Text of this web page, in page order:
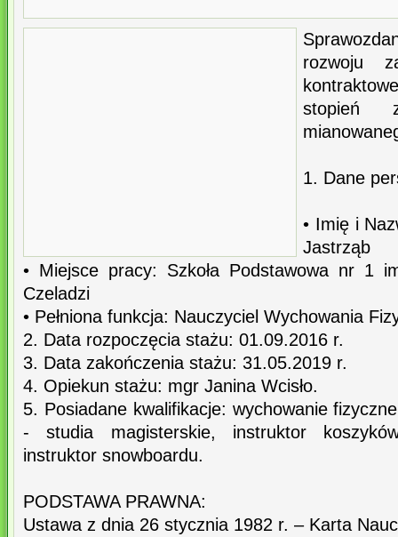
rozwoju
stopień
1. Dane
• Imię i
Jastrząb
• Miejsce pracy: Szkoła Podstawowa nr 1
Czeladzi
• Pełniona funkcja: Nauczyciel Wychowania
2. Data rozpoczęcia stażu: 01.09.2016 r.
3. Data zakończenia stażu: 31.05.2019 r.
4. Opiekun stażu: mgr Janina Wcisło.
5. Posiadane kwalifikacje: wychowanie
- studia magisterskie, instruktor
instruktor snowboardu.
PODSTAWA PRAWNA:
Ustawa z dnia 26 stycznia 1982 r. – Karta